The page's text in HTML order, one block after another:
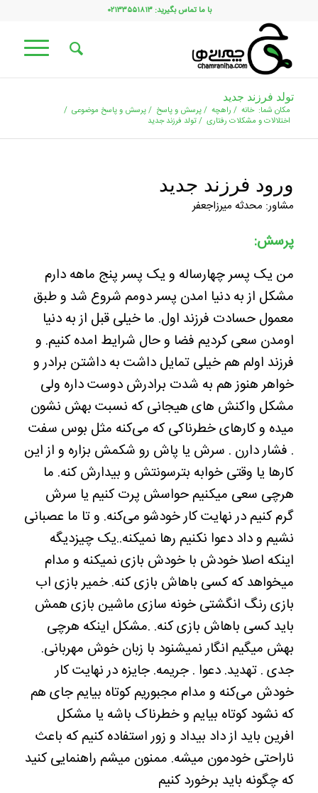
با ما تماس بگیرید: ۰۲۱۳۳۵۵۱۸۱۳
تولد فرزند جدید
مکان شما: خانه / راهچه /پرسش و پاسخ /پرسش و پاسخ موضوعی /
اختلالات و مشکلات رفتاری /تولد فرزند جدید
ورود فرزند جدید
مشاور: محدثه میرزاجعفر
پرسش:
من یک پسر چهارساله و یک پسر پنج ماهه دارم
مشکل از به دنیا امدن پسر دومم شروع شد و طبق
معمول حسادت فرزند اول. ما خیلی قبل از به دنیا
اومدن سعی کردیم فضا و حال شرایط امده کنیم. و
فرزند اولم هم خیلی تمایل داشت به داشتن برادر و
خواهر هنوز هم به شدت برادرش دوست داره ولی
مشکل واکنش های هیجانی که نسبت بهش نشون
میده و کارهای خطرناکی که می‌کنه مثل بوس سفت
. فشار دارن . سرش یا پاش رو شکمش بزاره و از این
کارها یا وقتی خوابه بترسونتش و بیدارش کنه. ما
هرچی سعی میکنیم حواسش پرت کنیم یا سرش
گرم کنیم در نهایت کار خودشو می‌کنه. و تا ما عصبانی
نشیم و داد دعوا نکنیم رها نمیکنه..یک چیزدیگه
اینکه اصلا خودش با خودش بازی نمیکنه و مدام
میخواهد که کسی باهاش بازی کنه. خمیر بازی اب
بازی رنگ انگشتی خونه سازی ماشین بازی همش
باید کسی باهاش بازی کنه. .مشکل اینکه هرچی
بهش میگیم انگار نمیشنود با زبان خوش مهربانی.
جدی . تهدید. دعوا . جریمه. جایزه در نهایت کار
خودش می‌کنه و مدام مجبوریم کوتاه بیایم جای هم
که نشود کوتاه بیایم و خطرناک باشه یا مشکل
افرین باید از داد بیداد و زور استفاده کنیم که باعث
ناراحتی خودمون میشه. ممنون میشم راهنمایی کنید
که چگونه باید برخورد کنیم